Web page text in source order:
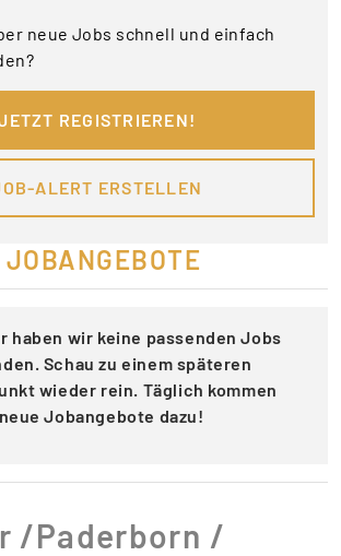
neue Jobs schnell und einfach
REGISTRIEREN!
ALERT ERSTELLEN
haben wir keine passenden Jobs
Schau zu einem späteren
wieder rein. Täglich kommen
Jobangebote dazu!
/Paderborn /